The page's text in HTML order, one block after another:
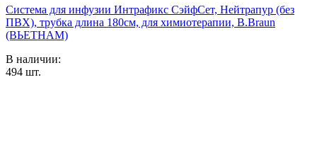
Система для инфузии Интрафикс СэйфСет, Нейтрапур (без
ПВХ), трубка длина 180см, для химиотерапии, B.Braun
(ВЬЕТНАМ)
В наличии:
494 шт.